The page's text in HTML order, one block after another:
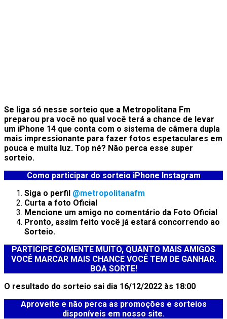
Se liga só nesse sorteio que a Metropolitana Fm
preparou pra você no qual você terá a chance de levar
um iPhone 14 que conta com o sistema de câmera dupla
mais impressionante para fazer fotos espetaculares em
pouca e muita luz. Top né? Não perca esse super
sorteio.
Como participar do sorteio iPhone Instagram
Siga o perfil @metropolitanafm
Curta a foto Oficial
Mencione um amigo no comentário da Foto Oficial
Pronto, assim feito você já estará concorrendo ao
Sorteio.
PARTICIPE COMENTE MUITO, QUANTO MAIS AMIGOS
VOCÊ MARCAR MAIS CHANCE VOCÊ TEM DE GANHAR.
BOA SORTE!
O resultado do sorteio sai dia 16/12/2022 às 18:00
Aproveite e não perca as promoções e sorteios
disponíveis em nosso site.